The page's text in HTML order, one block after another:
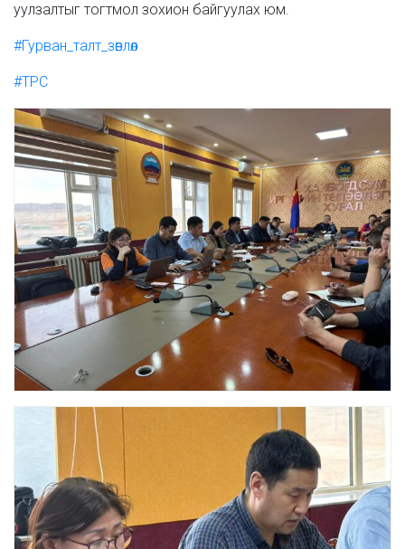
уулзалтыг тогтмол зохион байгуулах юм.
#Гурван_талт_зөвлөл
#TPC